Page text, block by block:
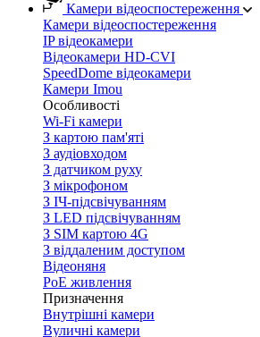
Камери відеоспостереження
Камери відеоспостереження
IP відеокамери
Відеокамери HD-CVI
SpeedDome відеокамери
Камери Imou
Особливості
Wi-Fi камери
З картою пам'яті
З аудіовходом
З датчиком руху
З мікрофоном
З ІЧ-підсвічуванням
З LED підсвічуванням
З SIM картою 4G
З віддаленим доступом
Відеоняня
PoE живлення
Призначення
Внутрішні камери
Вуличні камери